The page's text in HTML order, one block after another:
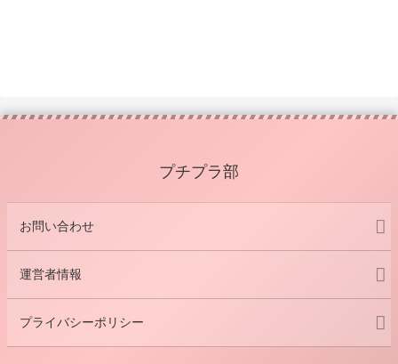
プチプラ部
お問い合わせ
運営者情報
プライバシーポリシー